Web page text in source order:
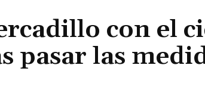
con el
pasar las